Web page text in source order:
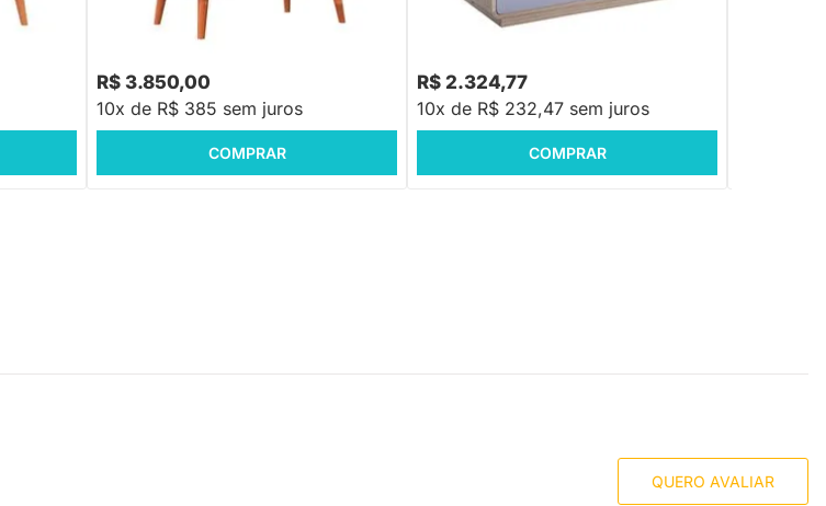
R$ 3.850,00
10x de R$ 385 sem juros
COMPRAR
R$ 2.324,77
10x de R$ 232,47 sem juros
COMPRAR
QUERO AVALIAR